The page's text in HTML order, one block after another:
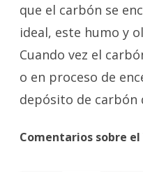
que el carbón se
ideal, este humo y
Cuando vez el
o en proceso de
depósito de carbón
Comentarios sobre el